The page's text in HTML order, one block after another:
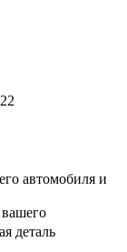
автомобиля и
деталь